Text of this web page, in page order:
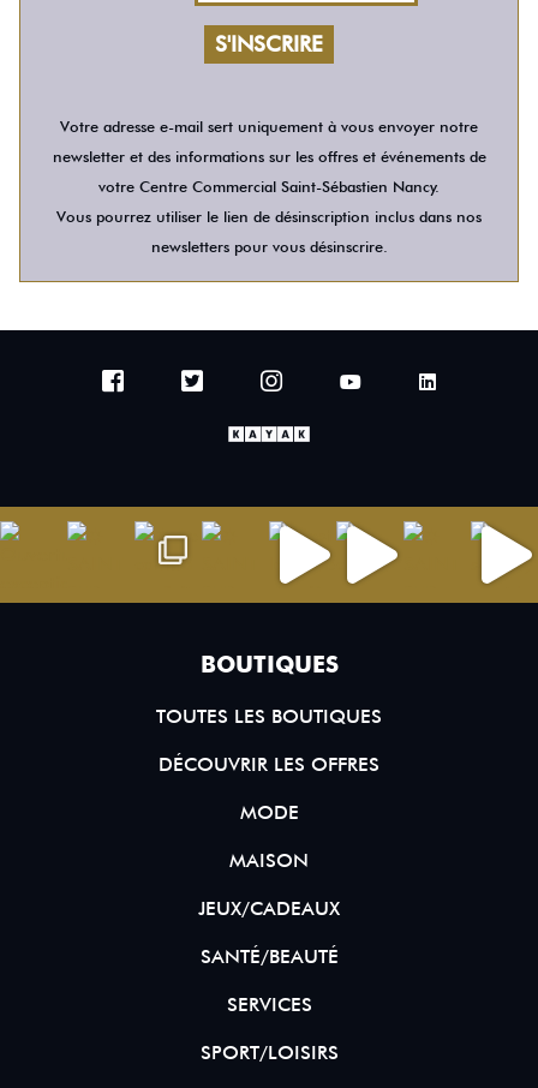
Votre adresse e-mail sert uniquement à vous envoyer notre
newsletter et des informations sur les offres et événements de
votre Centre Commercial Saint-Sébastien Nancy.
Vous pourrez utiliser le lien de désinscription inclus dans nos
newsletters pour vous désinscrire.
BOUTIQUES
TOUTES LES BOUTIQUES
DÉCOUVRIR LES OFFRES
MODE
MAISON
JEUX/CADEAUX
SANTÉ/BEAUTÉ
SERVICES
SPORT/LOISIRS